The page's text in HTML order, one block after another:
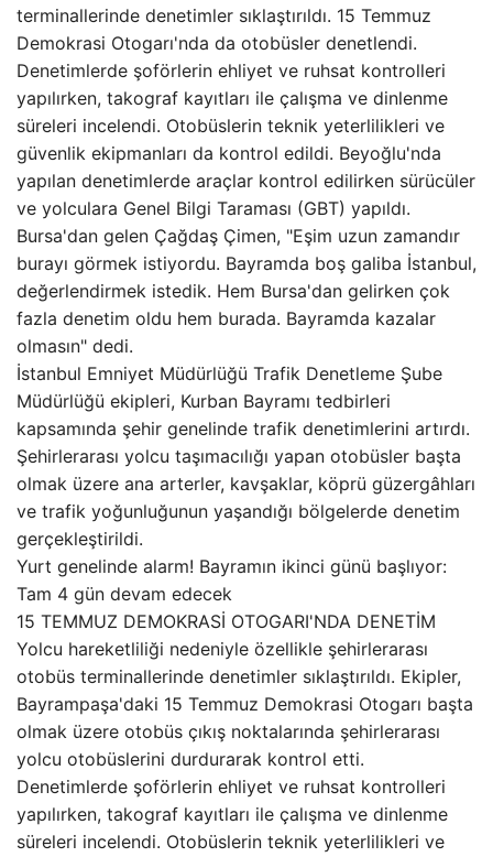
terminallerinde denetimler sıklaştırıldı. 15 Temmuz
Demokrasi Otogarı'nda da otobüsler denetlendi.
Denetimlerde şoförlerin ehliyet ve ruhsat kontrolleri
yapılırken, takograf kayıtları ile çalışma ve dinlenme
süreleri incelendi. Otobüslerin teknik yeterlilikleri ve
güvenlik ekipmanları da kontrol edildi. Beyoğlu'nda
yapılan denetimlerde araçlar kontrol edilirken sürücüler
ve yolculara Genel Bilgi Taraması (GBT) yapıldı.
Bursa'dan gelen Çağdaş Çimen, "Eşim uzun zamandır
burayı görmek istiyordu. Bayramda boş galiba İstanbul,
değerlendirmek istedik. Hem Bursa'dan gelirken çok
fazla denetim oldu hem burada. Bayramda kazalar
olmasın" dedi.
İstanbul Emniyet Müdürlüğü Trafik Denetleme Şube
Müdürlüğü ekipleri, Kurban Bayramı tedbirleri
kapsamında şehir genelinde trafik denetimlerini artırdı.
Şehirlerarası yolcu taşımacılığı yapan otobüsler başta
olmak üzere ana arterler, kavşaklar, köprü güzergâhları
ve trafik yoğunluğunun yaşandığı bölgelerde denetim
gerçekleştirildi.
Yurt genelinde alarm! Bayramın ikinci günü başlıyor:
Tam 4 gün devam edecek
15 TEMMUZ DEMOKRASİ OTOGARI'NDA DENETİM
Yolcu hareketliliği nedeniyle özellikle şehirlerarası
otobüs terminallerinde denetimler sıklaştırıldı. Ekipler,
Bayrampaşa'daki 15 Temmuz Demokrasi Otogarı başta
olmak üzere otobüs çıkış noktalarında şehirlerarası
yolcu otobüslerini durdurarak kontrol etti.
Denetimlerde şoförlerin ehliyet ve ruhsat kontrolleri
yapılırken, takograf kayıtları ile çalışma ve dinlenme
süreleri incelendi. Otobüslerin teknik yeterlilikleri ve